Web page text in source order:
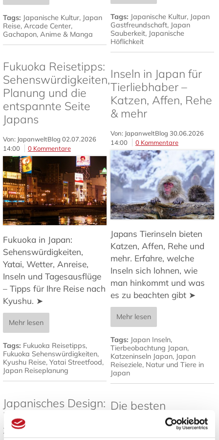
Tags: Japanische Kultur, Japan
Gastfreundschaft, Japan
Sauberkeit, Japanische
Höflichkeit
Tags: Japanische Kultur, Japan
Reise, Arcade Center,
Gachapon, Anime & Manga
Fukuoka Reisetipps:
Sehenswürdigkeiten,
Planung und die
entspannte Seite
Japans
Von: JapanweltBlog 02.07.2026
14:00
0 Kommentare
Fukuoka in Japan:
Sehenswürdigkeiten,
Yatai, Wetter, Anreise,
Inseln und Tagesausflüge
– Tipps für Ihre Reise nach
Kyushu. ➤
Mehr lesen
Tags: Fukuoka Reisetipps,
Fukuoka Sehenswürdigkeiten,
Kyushu Reise, Yatai Streetfood,
Japan Reiseplanung
Inseln in Japan für
Tierliebhaber –
Katzen, Affen, Rehe
& mehr
Von: JapanweltBlog 30.06.2026
14:00
0 Kommentare
Japans Tierinseln bieten
Katzen, Affen, Rehe und
mehr. Erfahre, welche
Inseln sich lohnen, wie
man hinkommt und was
es zu beachten gibt ➤
Mehr lesen
Tags: Japan Inseln,
Tierbeobachtung Japan,
Katzeninseln Japan, Japan
Reiseziele, Natur und Tiere in
Japan
Japanisches Design:
7 Prinzipien für
zeitlose Ästhetik
Die besten
Pflanzen für
japanische Gärten -